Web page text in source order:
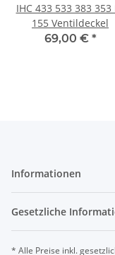
IHC 433 533 383 353
155 Ventildeckel
69,00 € *
Informationen
Gesetzliche
* Alle Preise inkl.